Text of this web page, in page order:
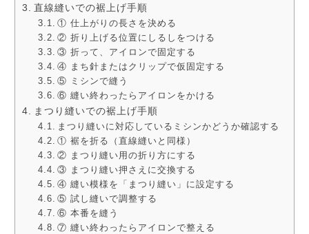
直線縫いでの裾上げ手順
① 仕上がりの長さを決める
② 折り上げる位置にしるしをつける
③ 折って、アイロンで固定する
④ まち針またはクリップで仮固定する
⑤ ミシンで縫う
⑥ 縫い終わったらアイロンをかける
まつり縫いでの裾上げ手順
まつり縫いに対応しているミシンかどうか確認する
① 裾を折る（直線縫いと同様）
② まつり縫い用の折り方にする
③ まつり縫い押さえに交換する
④ 縫い模様を「まつり縫い」に設定する
⑤ 試し縫いで調整する
⑥ 本番を縫う
⑦ 縫い終わったらアイロンで整える